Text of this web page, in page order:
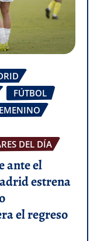
FÚTBOL
DEL DÍA
ante el
estrena
el regreso